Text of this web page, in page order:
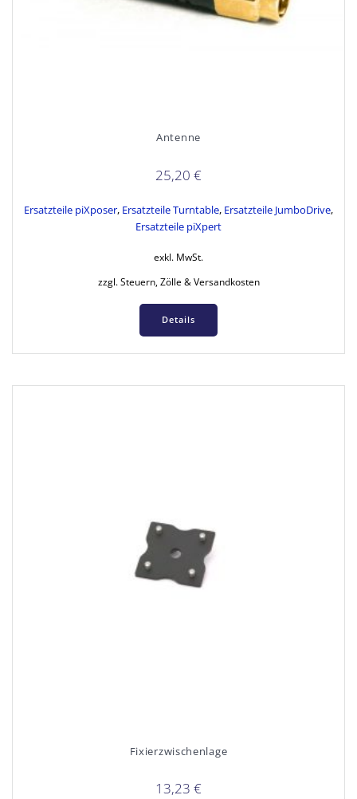
Antenne
25,20 €
Ersatzteile piXposer, Ersatzteile Turntable, Ersatzteile JumboDrive,
Ersatzteile piXpert
exkl. MwSt.
zzgl. Steuern, Zölle & Versandkosten
Details
Fixierzwischenlage
13,23 €